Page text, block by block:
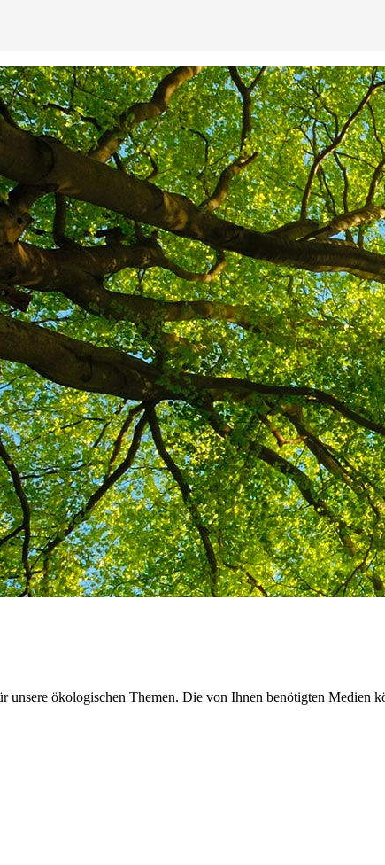
ökologischen Themen. Die von Ihnen benötigten Medien